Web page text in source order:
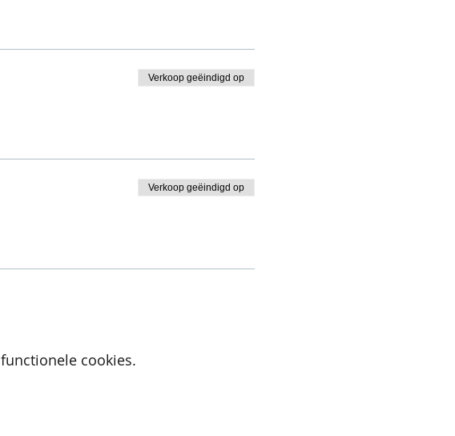
Verkoop geëindigd op
Verkoop geëindigd op
cookies.